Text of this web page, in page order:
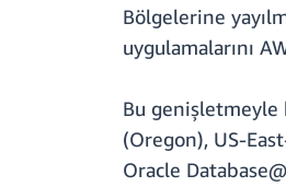
Bölgelerine
uygulamalarını
Bu genişletmeyle
(Oregon), US-
Oracle